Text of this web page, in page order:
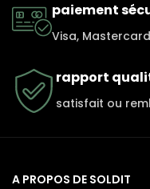
paiement
Visa,
rapport
satisfait ou
A PROPOS DE SOLDIT